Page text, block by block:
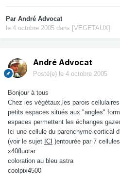
Par André Advocat
le 4 octobre 2005 dans [VEGETAUX]
André Advocat
Posté(e) le 4 octobre 2005
Bonjour à tous
Chez les végétaux,les parois
petits espaces situés aux "angles"
espaces permettent les échanges
Ici une cellule du parenchyme cortical
(voir le sujet ICI )entourée par 7
x40fluotar
coloration au bleu astra
coolpix4500